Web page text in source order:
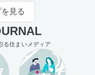
ま向け）
見る
る住まいメディア